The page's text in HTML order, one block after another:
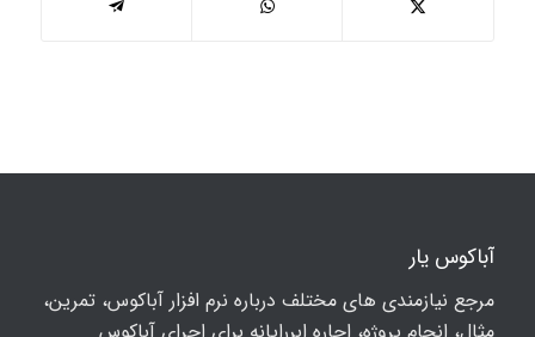
آباکوس یار
مرجع نیازمندی های مختلف درباره نرم افزار آباکوس، تمرین،